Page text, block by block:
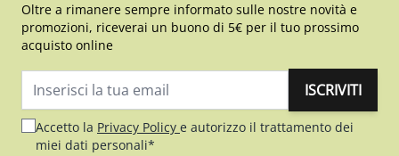
Oltre a rimanere sempre informato sulle nostre novità e
promozioni, riceverai un buono di 5€ per il tuo prossimo
acquisto online
ISCRIVITI
Accetto la Privacy Policy e autorizzo il trattamento dei
miei dati personali*